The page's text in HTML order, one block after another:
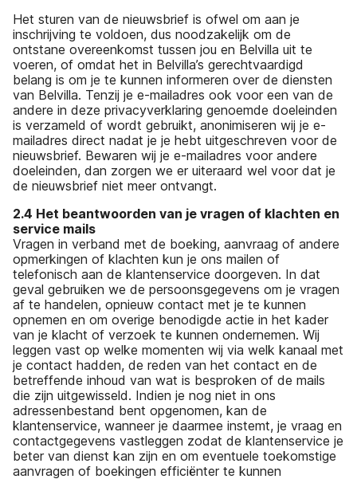
Het sturen van de nieuwsbrief is ofwel om aan je
inschrijving te voldoen, dus noodzakelijk om de
ontstane overeenkomst tussen jou en Belvilla uit te
voeren, of omdat het in Belvilla’s gerechtvaardigd
belang is om je te kunnen informeren over de diensten
van Belvilla. Tenzij je e-mailadres ook voor een van de
andere in deze privacyverklaring genoemde doeleinden
is verzameld of wordt gebruikt, anonimiseren wij je e-
mailadres direct nadat je je hebt uitgeschreven voor de
nieuwsbrief. Bewaren wij je e-mailadres voor andere
doeleinden, dan zorgen we er uiteraard wel voor dat je
de nieuwsbrief niet meer ontvangt.
2.4 Het beantwoorden van je vragen of klachten en
service mails
Vragen in verband met de boeking, aanvraag of andere
opmerkingen of klachten kun je ons mailen of
telefonisch aan de klantenservice doorgeven. In dat
geval gebruiken we de persoonsgegevens om je vragen
af te handelen, opnieuw contact met je te kunnen
opnemen en om overige benodigde actie in het kader
van je klacht of verzoek te kunnen ondernemen. Wij
leggen vast op welke momenten wij via welk kanaal met
je contact hadden, de reden van het contact en de
betreffende inhoud van wat is besproken of de mails
die zijn uitgewisseld. Indien je nog niet in ons
adressenbestand bent opgenomen, kan de
klantenservice, wanneer je daarmee instemt, je vraag en
contactgegevens vastleggen zodat de klantenservice je
beter van dienst kan zijn en om eventuele toekomstige
aanvragen of boekingen efficiënter te kunnen